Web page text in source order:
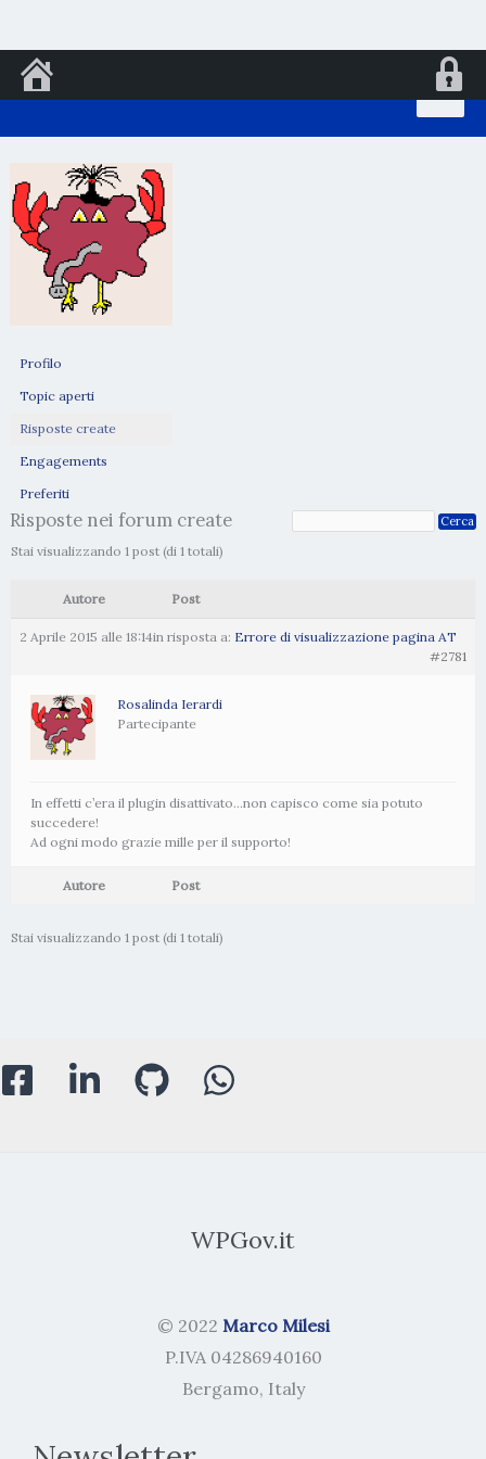
al
Profilo
Topic aperti
Risposte create
Engagements
Preferiti
Risposte nei forum create
Stai visualizzando 1 post (di 1 totali)
Autore Post
2 Aprile 2015 alle 18:14in risposta a: Errore di visualizzazione pagina AT
#2781
Rosalinda Ierardi
Partecipante
In effetti c’era il plugin disattivato…non capisco come sia potuto
succedere!
Ad ogni modo grazie mille per il supporto!
Autore Post
Stai visualizzando 1 post (di 1 totali)
WPGov.it
© 2022 Marco Milesi
P.IVA 04286940160
Bergamo, Italy